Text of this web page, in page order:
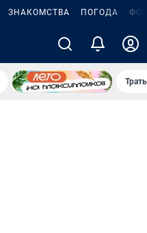
ЗНАКОМСТВА ПОГОДА